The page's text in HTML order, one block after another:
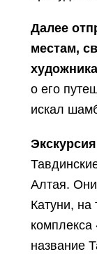
Далее
местам,
о его
искал
Алтая.
Катуни, на
название